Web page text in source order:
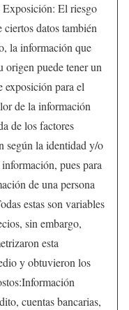
Exposición: El riesgo
datos también
la información que
origen puede tener un
exposición para el
de la información
de los factores
según la identidad y/o
pues para
de una persona
estas son variables
sin embargo,
esta
y obtuvieron los
cuentas bancarias,